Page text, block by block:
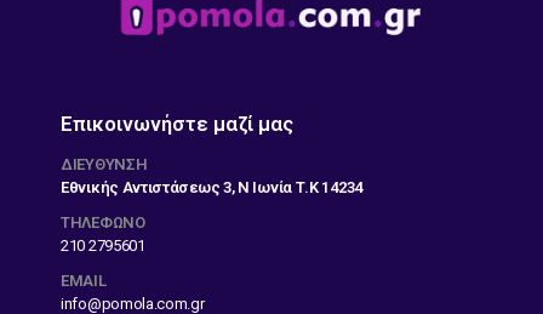
Επικοινωνήστε μαζί μας
ΔΙΕΎΘΥΝΣΗ
Εθνικής Αντιστάσεως 3, Ν Ιωνία Τ.Κ 14234
ΤΗΛΕΦΩΝΟ
210 2795601
EMAIL
info@pomola.com.gr